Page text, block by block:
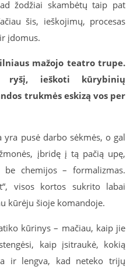
žodžiai skambėtų taip pat
šis, ieškojimų, procesas
įdomus.
mažojo teatro trupe.
ryšį, ieškoti kūrybinių
trukmės eskizą vos per
pusė darbo sėkmės, o gal
įbridę į tą pačią upę,
chemijos – formalizmas.
visos kortos sukrito labai
kūrėju šioje komandoje.
kūrinys – mačiau, kaip jie
kaip įsitraukė, kokią
ir lengva, kad neteko trijų